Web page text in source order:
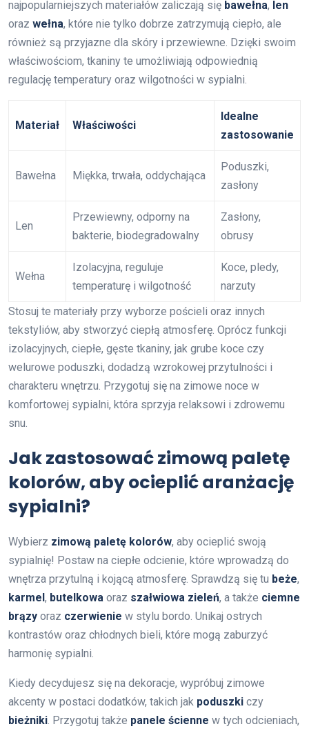
najpopularniejszych materiałów zaliczają się bawełna, len
oraz wełna, które nie tylko dobrze zatrzymują ciepło, ale
również są przyjazne dla skóry i przewiewne. Dzięki swoim
właściwościom, tkaniny te umożliwiają odpowiednią
regulację temperatury oraz wilgotności w sypialni.
Materiał Właściwości
Idealne
zastosowanie
Bawełna Miękka, trwała, oddychająca
Poduszki,
zasłony
Len
Przewiewny, odporny na
bakterie, biodegradowalny
Zasłony,
obrusy
Wełna
Izolacyjna, reguluje
temperaturę i wilgotność
Koce, pledy,
narzuty
Stosuj te materiały przy wyborze pościeli oraz innych
tekstyliów, aby stworzyć ciepłą atmosferę. Oprócz funkcji
izolacyjnych, ciepłe, gęste tkaniny, jak grube koce czy
welurowe poduszki, dodadzą wzrokowej przytulności i
charakteru wnętrzu. Przygotuj się na zimowe noce w
komfortowej sypialni, która sprzyja relaksowi i zdrowemu
snu.
Jak zastosować zimową paletę
kolorów, aby ocieplić aranżację
sypialni?
Wybierz zimową paletę kolorów, aby ocieplić swoją
sypialnię! Postaw na ciepłe odcienie, które wprowadzą do
wnętrza przytulną i kojącą atmosferę. Sprawdzą się tu beże,
karmel, butelkowa oraz szałwiowa zieleń, a także ciemne
brązy oraz czerwienie w stylu bordo. Unikaj ostrych
kontrastów oraz chłodnych bieli, które mogą zaburzyć
harmonię sypialni.
Kiedy decydujesz się na dekoracje, wypróbuj zimowe
akcenty w postaci dodatków, takich jak poduszki czy
bieżniki. Przygotuj także panele ścienne w tych odcieniach,